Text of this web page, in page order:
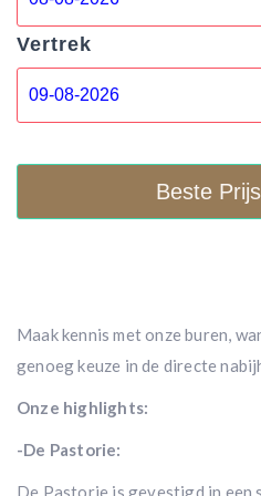
Vertrek
Beste
Maak kennis met onze buren,
genoeg keuze in de directe
Onze highlights:
-De Pastorie:
De Pastorie is gevestigd in